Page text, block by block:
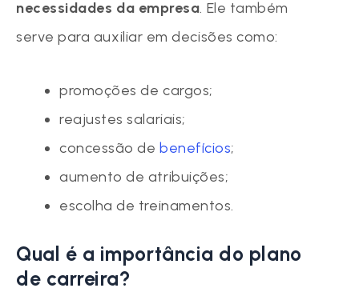
necessidades da empresa. Ele também
serve para auxiliar em decisões como:
promoções de cargos;
reajustes salariais;
concessão debenefícios;
aumento de atribuições;
escolha de treinamentos.
Qual é a importância do plano
de carreira?